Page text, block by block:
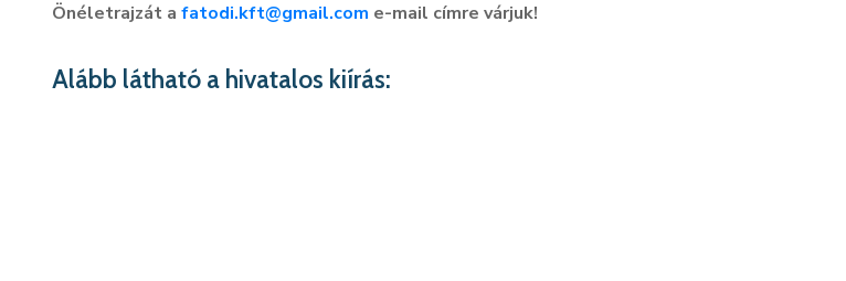
Önéletrajzát a fatodi.kft@gmail.com e-mail címre várjuk!
Alább látható a hivatalos kiírás: